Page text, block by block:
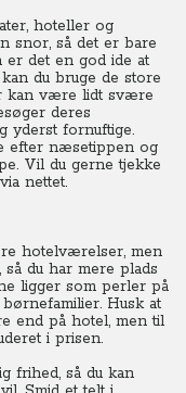
hoteller og
snor, så det er bare
det en god ide at
du bruge de store
kan være lidt svære
deres
yderst fornuftige.
efter næsetippen og
Vil du gerne tjekke
nettet.
hotelværelser, men
du har mere plads
ligger som perler på
Husk at
end på hotel, men til
i prisen.
frihed, så du kan